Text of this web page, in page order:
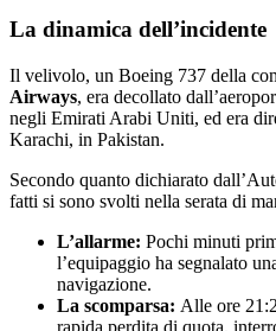
La dinamica dell’incidente
Il velivolo, un Boeing 737 della
Airways, era decollato
negli Emirati Arabi Uniti, ed era
Karachi, in Pakistan.
Secondo quanto dichiarato
fatti si sono svolti nella serata di
L’allarme: Pochi minuti
l’equipaggio ha segnalato
navigazione.
La scomparsa: Alle ore
rapida perdita di quota,